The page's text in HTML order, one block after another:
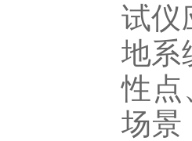
试仪
地系
性点
场景